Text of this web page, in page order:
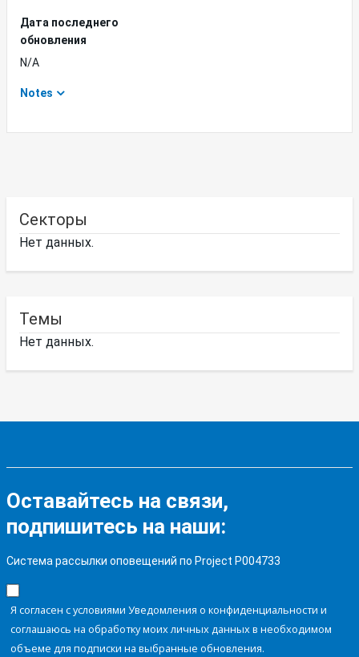
Дата последнего
обновления
N/A
Notes
Секторы
Нет данных.
Темы
Нет данных.
Оставайтесь на связи,
подпишитесь на наши:
Система рассылки оповещений по Project P004733
Я согласен с условиями Уведомления о конфиденциальности и
соглашаюсь на обработку моих личных данных в необходимом
объеме для подписки на выбранные обновления.